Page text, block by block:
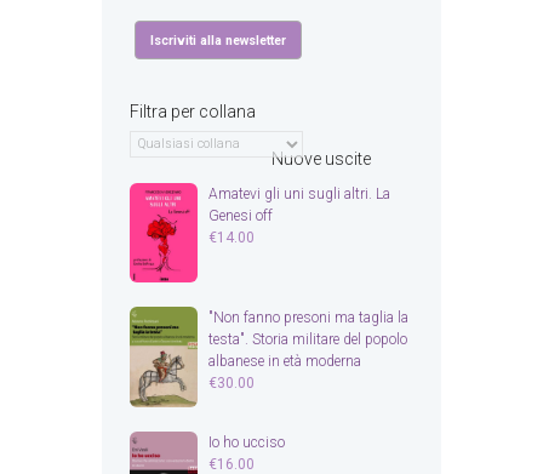
Filtra per collana
Nuove uscite
Amatevi gli uni sugli altri. La
Genesi off
€14.00
"Non fanno presoni ma taglia la
testa". Storia militare del popolo
albanese in età moderna
€30.00
Io ho ucciso
€16.00